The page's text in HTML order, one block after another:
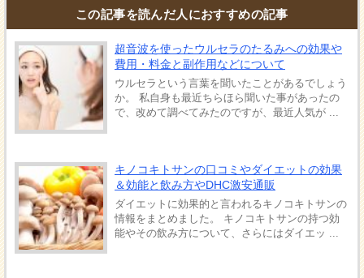
この記事を読んだ人におすすめの記事
超音波を使ったウルセラのたるみへの効果や
費用・料金と副作用などについて
ウルセラという言葉を聞いたことがあるでしょう
か。 私自身も最近ちらほら聞いた事があったの
で、改めて調べてみたのですが、最近人気が ...
キノコキトサンの口コミやダイエットの効果
＆効能と飲み方やDHC激安通販
ダイエットに効果的と言われるキノコキトサンの
情報をまとめました。 キノコキトサンの持つ効
能やその飲み方について、さらにはダイエッ ...